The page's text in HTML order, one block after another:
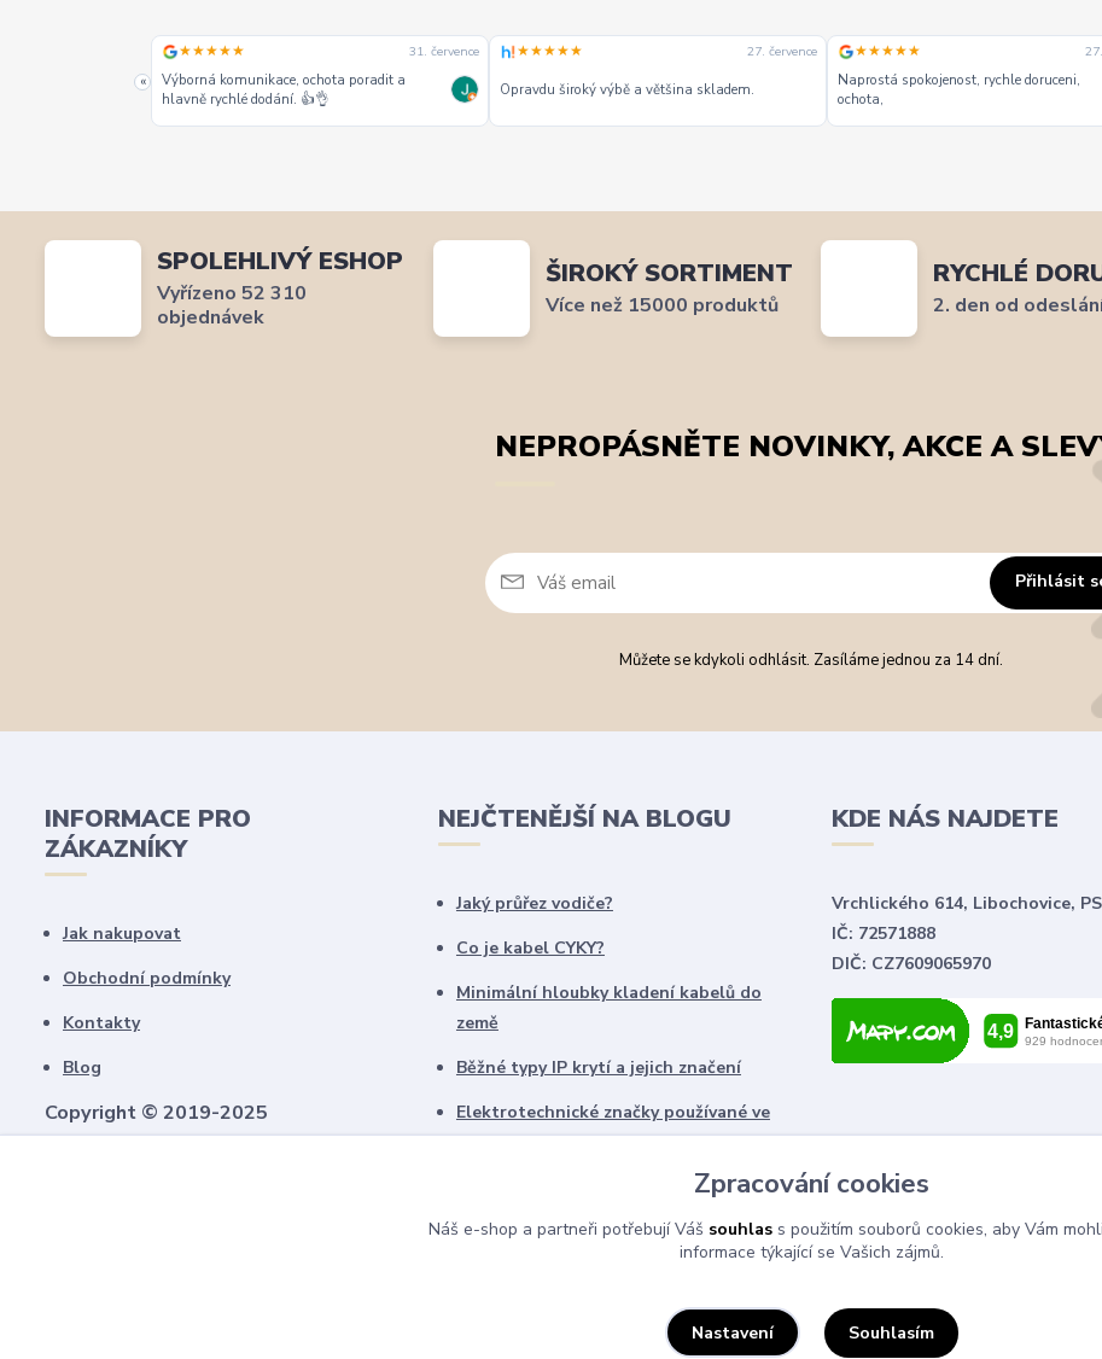
«
★★★★★ 31. července
Výborná komunikace, ochota poradit a
hlavně rychlé dodání. 👍👌
★★★★★ 27. července
Opravdu široký výbě a většina skladem.
★★★★★
Naprostá spokojenost, rychle doruceni,
ochota,
SPOLEHLIVÝ ESHOP
Vyřízeno 52 310
objednávek
ŠIROKÝ SORTIMENT
Více než 15000 produktů
RYCHLÉ
2. den od
NEPROPÁSNĚTE NOVINKY, AKCE A
Přihlásit
Můžete se kdykoli odhlásit. Zasíláme jednou za 14 dní.
INFORMACE PRO
ZÁKAZNÍKY
Jak nakupovat
Obchodní podmínky
Kontakty
Blog
Copyright © 2019-2025
NEJČTENĚJŠÍ NA BLOGU
Jaký průřez vodiče?
Co je kabel CYKY?
Minimální hloubky kladení kabelů do
země
Běžné typy IP krytí a jejich značení
Elektrotechnické značky používané ve
schématech
KDE NÁS NAJDETE
Vrchlického 614, Libochovice,
IČ: 72571888
DIČ: CZ7609065970
Zpracování cookies
Náš e-shop a partneři potřebují Váš souhlass použitím souborů cookies, aby Vám
informace týkající se Vašich zájmů.
Nastavení Souhlasím